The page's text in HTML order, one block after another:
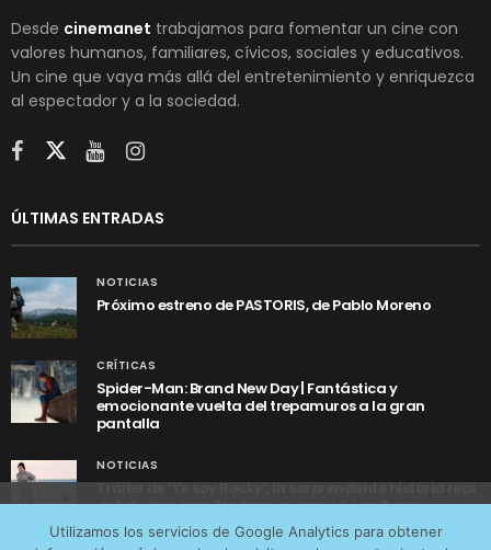
Desde cinemanet trabajamos para fomentar un cine con
valores humanos, familiares, cívicos, sociales y educativos.
Un cine que vaya más allá del entretenimiento y enriquezca
al espectador y a la sociedad.
ÚLTIMAS ENTRADAS
NOTICIAS
Próximo estreno de PASTORIS, de Pablo Moreno
CRÍTICAS
Spider-Man: Brand New Day | Fantástica y
emocionante vuelta del trepamuros a la gran
pantalla
NOTICIAS
Tráiler de ‘Yo soy Rocky’, la sorprendente historia real
detrás de cómo Stallone se convirtió en Rocky
Utilizamos los servicios de Google Analytics para obtener
tráfico web que recibimos y conocer los servicios que